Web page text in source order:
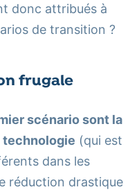
donc attribués à
de transition ?
frugale
scénario sont la
technologie (qui est
dans les
réduction drastique